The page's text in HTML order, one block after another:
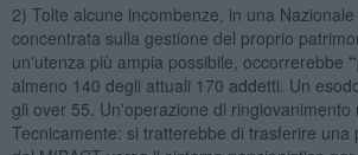
2) Tolte alcune incombenze, in una
concentrata sulla gestione del proprio
un'utenza più ampia possibile, occorrerebbe
almeno 140 degli attuali 170 addetti. Un
gli over 55. Un'operazione di ringiovanimento
Tecnicamente: si tratterebbe di trasferire una